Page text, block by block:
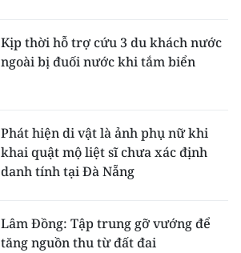
Kịp thời hỗ trợ cứu 3 du khách nước
ngoài bị đuối nước khi tắm biển
Phát hiện di vật là ảnh phụ nữ khi
khai quật mộ liệt sĩ chưa xác định
danh tính tại Đà Nẵng
Lâm Đồng: Tập trung gỡ vướng để
tăng nguồn thu từ đất đai